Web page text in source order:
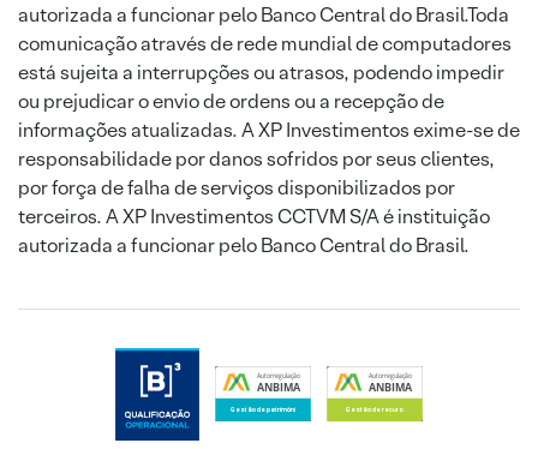
autorizada a funcionar pelo Banco Central do Brasil.Toda
comunicação através de rede mundial de computadores
está sujeita a interrupções ou atrasos, podendo impedir
ou prejudicar o envio de ordens ou a recepção de
informações atualizadas. A XP Investimentos exime-se de
responsabilidade por danos sofridos por seus clientes,
por força de falha de serviços disponibilizados por
terceiros. A XP Investimentos CCTVM S/A é instituição
autorizada a funcionar pelo Banco Central do Brasil.